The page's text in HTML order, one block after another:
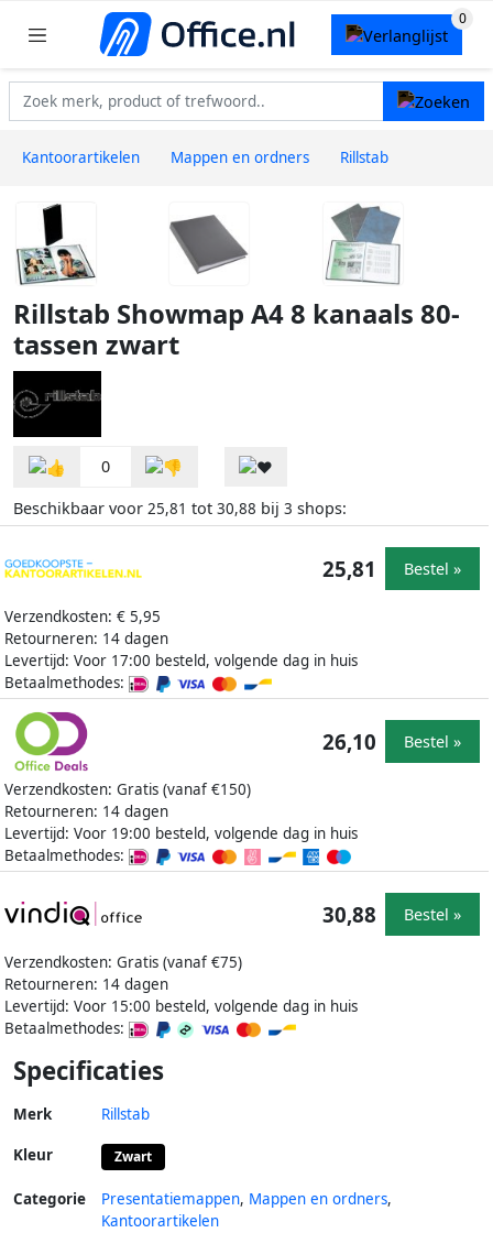
Kantoorartikelen Mappen en ordners Rillstab
Rillstab Showmap A4 8 kanaals 80-
tassen zwart
0
Beschikbaar voor 25,81 tot 30,88 bij 3 shops:
Verzendkosten: € 5,95
Retourneren: 14 dagen
Levertijd: Voor 17:00 besteld, volgende dag in huis
Betaalmethodes:
25,81 Bestel »
Verzendkosten: Gratis (vanaf €150)
Retourneren: 14 dagen
Levertijd: Voor 19:00 besteld, volgende dag in huis
Betaalmethodes:
26,10 Bestel »
Verzendkosten: Gratis (vanaf €75)
Retourneren: 14 dagen
Levertijd: Voor 15:00 besteld, volgende dag in huis
Betaalmethodes:
30,88 Bestel »
Specificaties
Merk Rillstab
Kleur Zwart
Categorie Presentatiemappen, Mappen en ordners,
Kantoorartikelen